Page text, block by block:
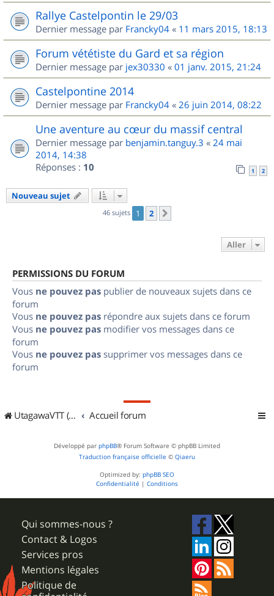
Rallye Castelpontin le 29/03
Dernier message par Francky04 « 11 mars 2015, 18:13
Forum vététiste du Gard et sa région
Dernier message par jex30330 « 01 janv. 2015, 21:24
Castelpontine 2014
Dernier message par Francky04 « 26 juin 2014, 08:22
Une aventure au cœur du massif central
Dernier message par benjamin.tanguy.3 « 24 mai
2014, 14:38
Réponses : 10 1 2
Nouveau sujet
46 sujets 1 2
Aller
PERMISSIONS DU FORUM
Vous ne pouvez pas publier de nouveaux sujets dans ce
forum
Vous ne pouvez pas répondre aux sujets dans ce forum
Vous ne pouvez pas modifier vos messages dans ce
forum
Vous ne pouvez pas supprimer vos messages dans ce
forum
UtagawaVTT (Randos VTT et VTTAE avec traces GPS) Accueil forum
Développé par phpBB® Forum Software © phpBB Limited
Traduction française officielle © Qiaeru
Optimized by: phpBB SEO
Confidentialité | Conditions
Qui sommes-nous ?
Contact & Logos
Services pros
Mentions légales
Politique de